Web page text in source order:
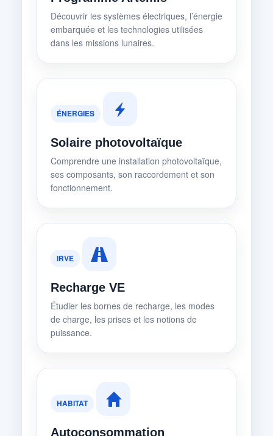
Découvrir les systèmes électriques, l’énergie
embarquée et les technologies utilisées
dans les missions lunaires.
ÉNERGIES
Solaire photovoltaïque
Comprendre une installation photovoltaïque,
ses composants, son raccordement et son
fonctionnement.
IRVE
Recharge VE
Étudier les bornes de recharge, les modes
de charge, les prises et les notions de
puissance.
HABITAT
Autoconsommation